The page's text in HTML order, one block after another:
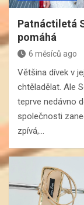
Patnáctiletá
pomáhá
6 měsíců ago
Většina dívek v
chtěladělat. Ale
teprve nedávno
společnosti
zpívá,…